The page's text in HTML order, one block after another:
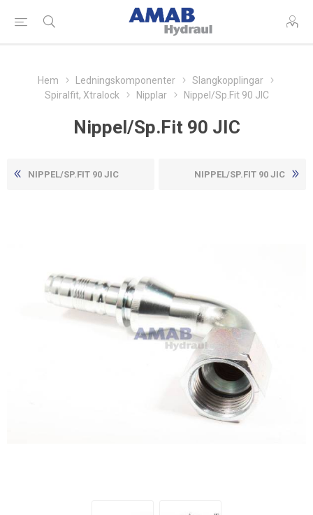
Hem Ledningskomponenter
Slangkopplingar
Spiralfit, Xtralock
Nipplar Nippel/Sp.Fit 90 JIC
Nippel/Sp.Fit 90 JIC
NIPPEL/SP.FIT 90 JIC NIPPEL/SP.FIT 90 JIC